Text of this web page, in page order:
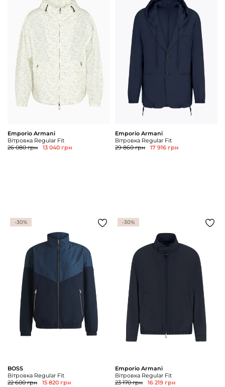
Emporio Armani
Вітровка Regular Fit
26 080 грн
13 040 грн
Emporio Armani
Вітровка Regular Fit
29 860 грн
17 916 грн
-30%
BOSS
Вітровка Regular Fit
22 600 грн
15 820 грн
-30%
Emporio Armani
Вітровка Regular Fit
23 170 грн
16 219 грн